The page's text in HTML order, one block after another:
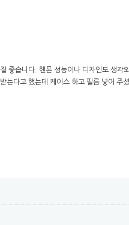
습니다. 핸폰 성능이나 디자인도 생각
는다고 했는데 케이스 하고 필름 넣어 주